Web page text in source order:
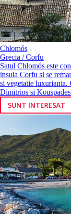
Chlomós
Grecia / Corfu
Satul Chlomós este
insula Corfu si se
si vegetatie luxurianta.
Dimitrios si
SUNT INTERESAT